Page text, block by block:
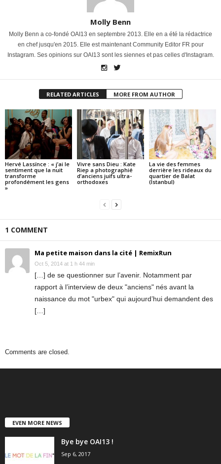
Molly Benn
Molly Benn a co-fondé OAI13 en septembre 2013. Elle en a été la rédactrice
en chef jusqu'en 2015. Elle est maintenant Community Editor FR pour
Instagram. Ses opinions sur OAI13 sont les siennes et pas celles d'Instagram.
RELATED ARTICLES MORE FROM AUTHOR
Hervé Lassïnce : « j’ai le
sentiment que la nuit
transforme
profondément les gens
»
Vivre sans Dieu : Kate
Riep a photographié
d’anciens juifs ultra-
orthodoxes
La vie des femmes
derrière les rideaux du
quartier de Balat
(Istanbul)
1 COMMENT
Ma petite maison dans la cité | RemixRun
Oct 5, 2014 at 1 h 44 min
[…] de se questionner sur l’avenir. Notamment par
rapport à l’interview de deux "anciens" nés avant la
naissance du mot "urbex" qui aujourd’hui demandent des
[…]
Comments are closed.
EVEN MORE NEWS
Bye bye OAI13 !
Sep 6, 2017